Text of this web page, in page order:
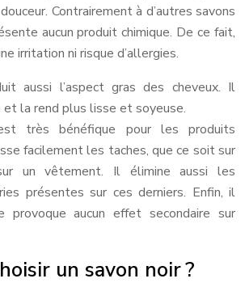
Contrairement à d’autres savons
aucun produit chimique. De ce fait,
irritation ni risque d’allergies.
aussi l’aspect gras des cheveux. Il
la rend plus lisse et soyeuse.
très bénéfique pour les produits
facilement les taches, que ce soit sur
un vêtement. Il élimine aussi les
présentes sur ces derniers. Enfin, il
aucun effet secondaire sur
un savon noir ?